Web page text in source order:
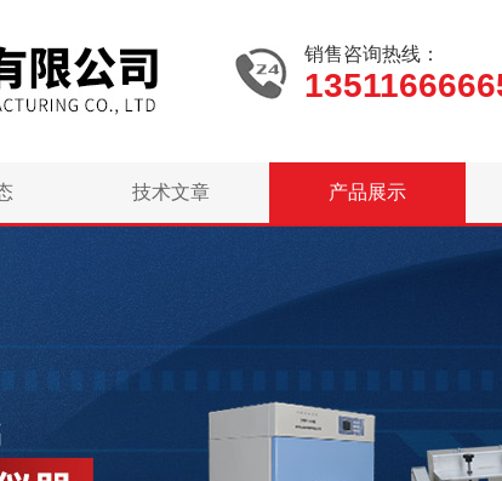
销售咨询热线：
技术文章 产品展示